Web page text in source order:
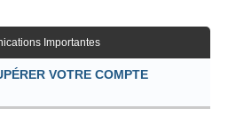
Importantes
VOTRE COMPTE